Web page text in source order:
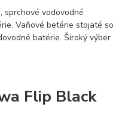
sprchové vodovodné
Vaňové betérie stojaté so
batérie. Široký výber
Flip Black